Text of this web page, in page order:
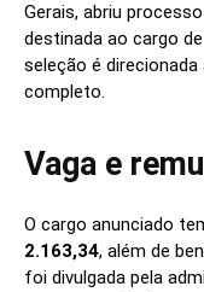
Gerais, abriu
destinada ao cargo
seleção é
completo.
Vaga e
O cargo anunciado
2.163,34, além de
foi divulgada pela